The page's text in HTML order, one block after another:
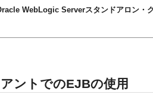
WebLogic Serverスタンドアロン・
ントでのEJBの使用